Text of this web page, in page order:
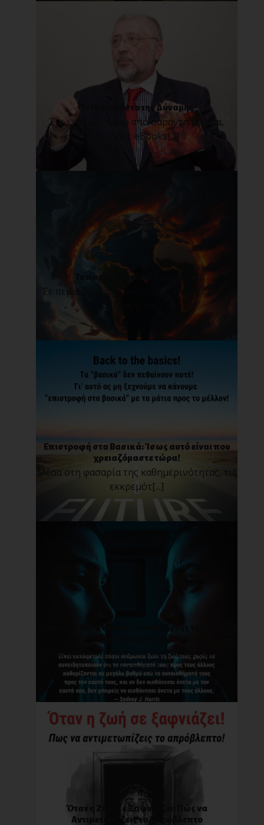
Το Μανιφέστο της Δύναμης
Έχω γράψει πάνω από σαράντα βιβλία,
δεκάδες eBooks[...]
Το παρόν δεν είναι παντοτινό!
Σε περιόδους αβεβαιότητας, δυσάρεστων
Επιστροφή στα Βασικά: Ίσως αυτό είναι που
χρειαζόμαστε τώρα!
Μέσα στη φασαρία της καθημερινότητας, τις
εκκρεμότ[...]
Τα συναισθήματά μας : O καθρέφτης της σχέσης
Είναι εκπληκτικό πόσοι άνθρωποι ζουν τη
ζωή τους χ[...]
Όταν η Ζωή Σε Ξαφνιάζει: Πώς να
Αντιμετωπίζεις το Απρόβλεπτο